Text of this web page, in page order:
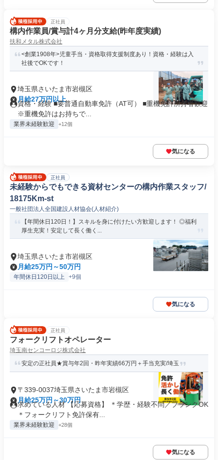
正社員
構内作業員/賞与計4ヶ月分支給(昨年度実績)
扶和メタル株式会社
<創業1908年>児童手当・資格取得支援制度あり！資格・経験は入
社後でOKです！
埼玉県さいたま市岩槻区
月給27万円以上
資格・経験 ■要普通自動車免許（AT可） ■重機免許所持者歓迎
※重機免許はお持ちで...
業界未経験歓迎 +12個
気になる
正社員
未経験からでもできる資材センターの構内作業スタッフ/
18175Km-st
一般社団法人全国建設人材協会(人材紹介)
【年間休日120日！】スキルを身に付けたい方歓迎します！ ◎福利
厚生充実！安定して長く働く...
埼玉県さいたま市岩槻区
月給25万円～50万円
年間休日120日以上 +9個
気になる
正社員
フォークリフトオペレーター
埼玉南センコーロジ株式会社
安定の正社員★賞与年2回・昨年実績66万円＋手当充実/埼玉
〒339-0037埼玉県さいたま市岩槻区
月給25万円～30万円
求めている人材 【応募資格】 ＊学歴・経験不問／ブランクOK
＊フォークリフト免許保有...
業界未経験歓迎 +28個
気になる